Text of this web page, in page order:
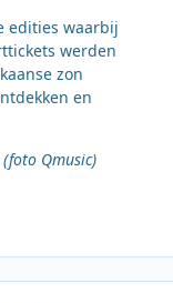
edities waarbij
werden
zon
en
Qmusic)